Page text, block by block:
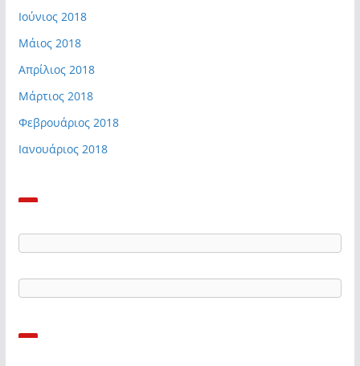
Ιούνιος 2018
Μάιος 2018
Απρίλιος 2018
Μάρτιος 2018
Φεβρουάριος 2018
Ιανουάριος 2018